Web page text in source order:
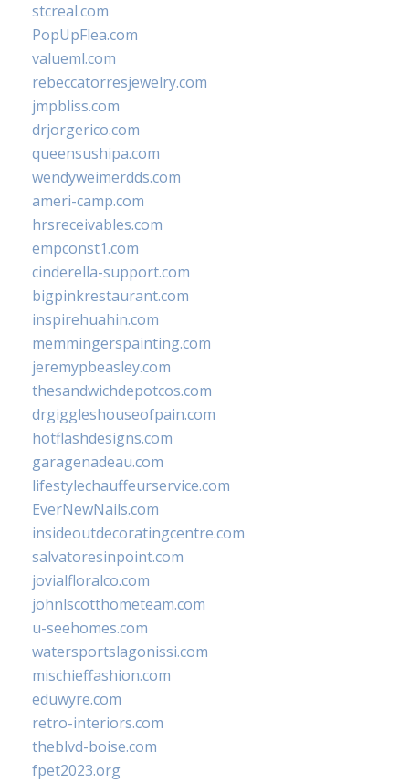
stcreal.com
PopUpFlea.com
valueml.com
rebeccatorresjewelry.com
jmpbliss.com
drjorgerico.com
queensushipa.com
wendyweimerdds.com
ameri-camp.com
hrsreceivables.com
empconst1.com
cinderella-support.com
bigpinkrestaurant.com
inspirehuahin.com
memmingerspainting.com
jeremypbeasley.com
thesandwichdepotcos.com
drgiggleshouseofpain.com
hotflashdesigns.com
garagenadeau.com
lifestylechauffeurservice.com
EverNewNails.com
insideoutdecoratingcentre.com
salvatoresinpoint.com
jovialfloralco.com
johnlscotthometeam.com
u-seehomes.com
watersportslagonissi.com
mischieffashion.com
eduwyre.com
retro-interiors.com
theblvd-boise.com
fpet2023.org